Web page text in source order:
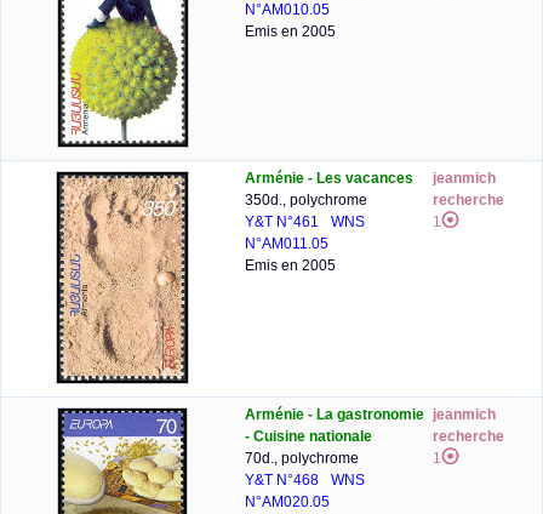
N°AM010.05
Emis en 2005
Arménie - Les vacances
350d., polychrome
Y&T N°461
WNS
N°AM011.05
Emis en 2005
jeanmich
recherche
1
Arménie - La gastronomie
- Cuisine nationale
70d., polychrome
Y&T N°468
WNS
N°AM020.05
jeanmich
recherche
1